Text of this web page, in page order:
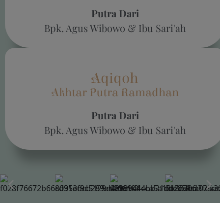
Putra Dari
Bpk. Agus Wibowo & Ibu Sari'ah
Aqiqoh
Akhtar Putra Ramadhan
Putra Dari
Bpk. Agus Wibowo & Ibu Sari'ah